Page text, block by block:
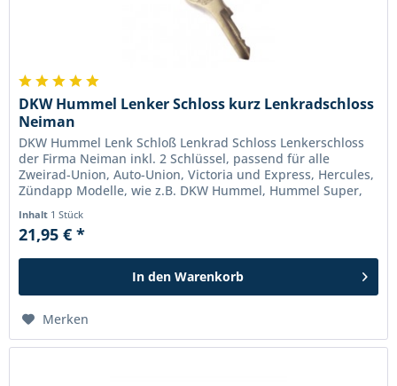
DKW Hummel Lenker Schloss kurz Lenkradschloss
Neiman
DKW Hummel Lenk Schloß Lenkrad Schloss Lenkerschloss
der Firma Neiman inkl. 2 Schlüssel, passend für alle
Zweirad-Union, Auto-Union, Victoria und Express, Hercules,
Zündapp Modelle, wie z.B. DKW Hummel, Hummel Super,
Inhalt 1 Stück
21,95 € *
In den Warenkorb
Merken